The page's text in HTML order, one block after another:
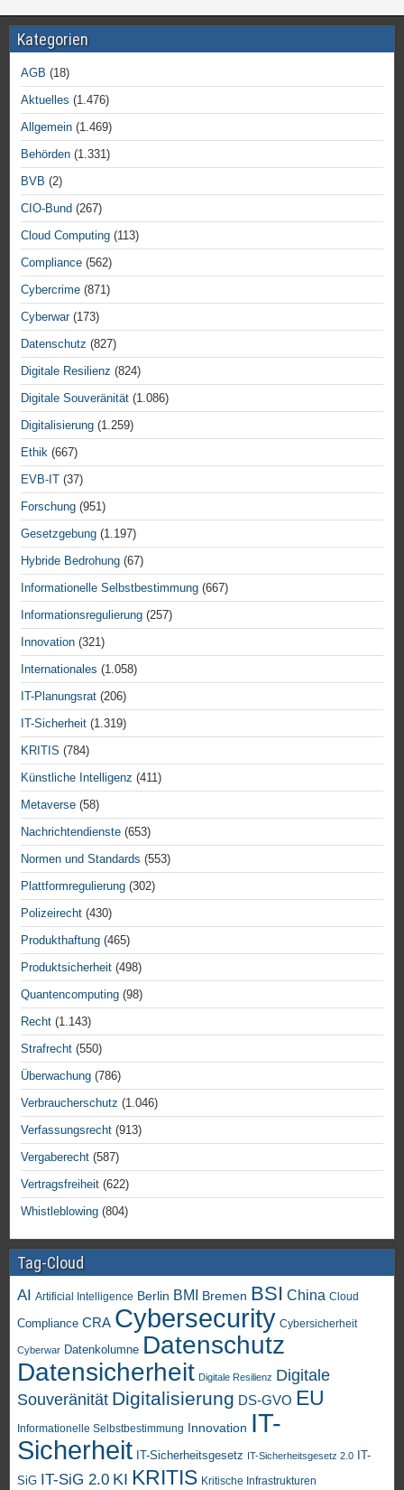
Kategorien
AGB (18)
Aktuelles (1.476)
Allgemein (1.469)
Behörden (1.331)
BVB (2)
CIO-Bund (267)
Cloud Computing (113)
Compliance (562)
Cybercrime (871)
Cyberwar(173)
Datenschutz (827)
Digitale Resilienz (824)
Digitale Souveränität (1.086)
Digitalisierung (1.259)
Ethik (667)
EVB-IT (37)
Forschung (951)
Gesetzgebung (1.197)
Hybride Bedrohung (67)
Informationelle Selbstbestimmung (667)
Informationsregulierung (257)
Innovation (321)
Internationales (1.058)
IT-Planungsrat (206)
IT-Sicherheit (1.319)
KRITIS (784)
Künstliche Intelligenz (411)
Metaverse (58)
Nachrichtendienste (653)
Normen und Standards (553)
Plattformregulierung (302)
Polizeirecht (430)
Produkthaftung (465)
Produktsicherheit (498)
Quantencomputing (98)
Recht (1.143)
Strafrecht (550)
Überwachung (786)
Verbraucherschutz (1.046)
Verfassungsrecht (913)
Vergaberecht (587)
Vertragsfreiheit (622)
Whistleblowing (804)
Tag-Cloud
AI Artificial Intelligence Berlin BMI Bremen BSI China Cloud
Compliance CRA Cybersecurity Cybersicherheit
Cyberwar Datenkolumne Datenschutz
Datensicherheit Digitale Resilienz Digitale
Souveränität Digitalisierung DS-GVO EU
Informationelle Selbstbestimmung Innovation IT-
Sicherheit IT-Sicherheitsgesetz IT-Sicherheitsgesetz 2.0
IT-
SiG IT-SiG 2.0 KI KRITIS Kritische Infrastrukturen